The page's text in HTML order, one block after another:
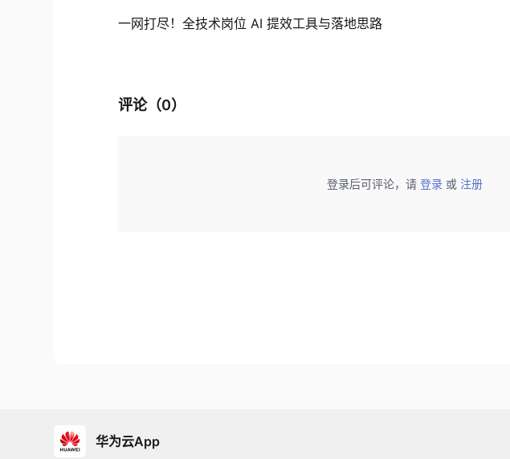
一网打尽！全技术岗位 AI 提效工具与落地思路
评论（0）
登录后可评论，请 登录 或 注册
华为云App